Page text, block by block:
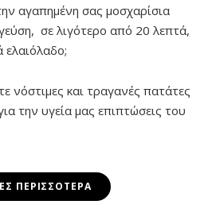
αγαπημένη σας μοσχαρίσια
σε λιγότερο από 20 λεπτά,
ελαιόλαδο;
νόστιμες και τραγανές πατάτες
την υγεία μας επιπτώσεις του
ΠΕΡΙΣΣΌΤΕΡΑ